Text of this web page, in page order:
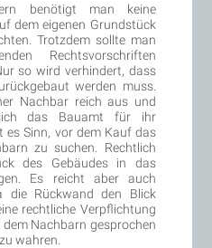
benötigt man keine
dem eigenen Grundstück
Trotzdem sollte man
Rechtsvorschriften
so wird verhindert, dass
werden muss.
Nachbar reich aus und
das Bauamt für ihr
es Sinn, vor dem Kauf das
zu suchen. Rechtlich
des Gebäudes in das
Es reicht aber auch
die Rückwand den Blick
rechtliche Verpflichtung
Nachbarn gesprochen
wahren.